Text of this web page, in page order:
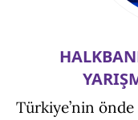
Türkiye’nin